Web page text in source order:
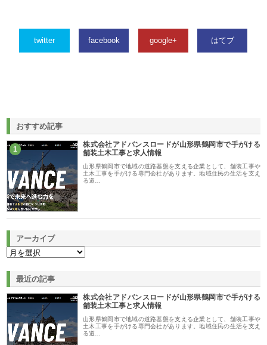
twitter facebook google+ はてブ
おすすめ記事
1
株式会社アドバンスロードが山形県鶴岡市で手がける
舗装土木工事と求人情報
山形県鶴岡市で地域の道路基盤を支える企業として、舗装工事や
土木工事を手がける専門会社があります。地域住民の生活を支え
る道…
アーカイブ
最近の記事
株式会社アドバンスロードが山形県鶴岡市で手がける
舗装土木工事と求人情報
山形県鶴岡市で地域の道路基盤を支える企業として、舗装工事や
土木工事を手がける専門会社があります。地域住民の生活を支え
る道…